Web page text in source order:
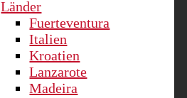
Länder
Fuerteventura
Italien
Kroatien
Lanzarote
Madeira